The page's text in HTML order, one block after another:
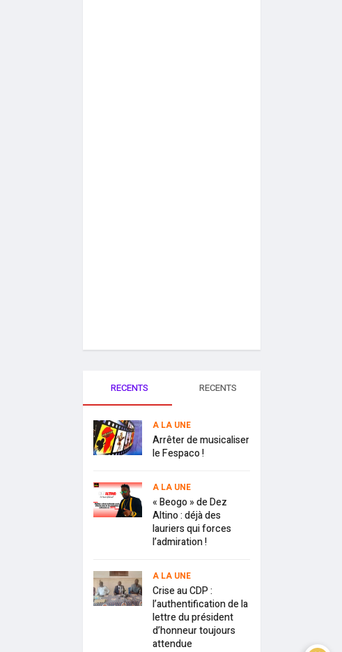
RECENTS RECENTS
A LA UNE
Arrêter de musicaliser
le Fespaco !
A LA UNE
« Beogo » de Dez
Altino : déjà des
lauriers qui forces
l’admiration !
A LA UNE
Crise au CDP :
l’authentification de la
lettre du président
d’honneur toujours
attendue